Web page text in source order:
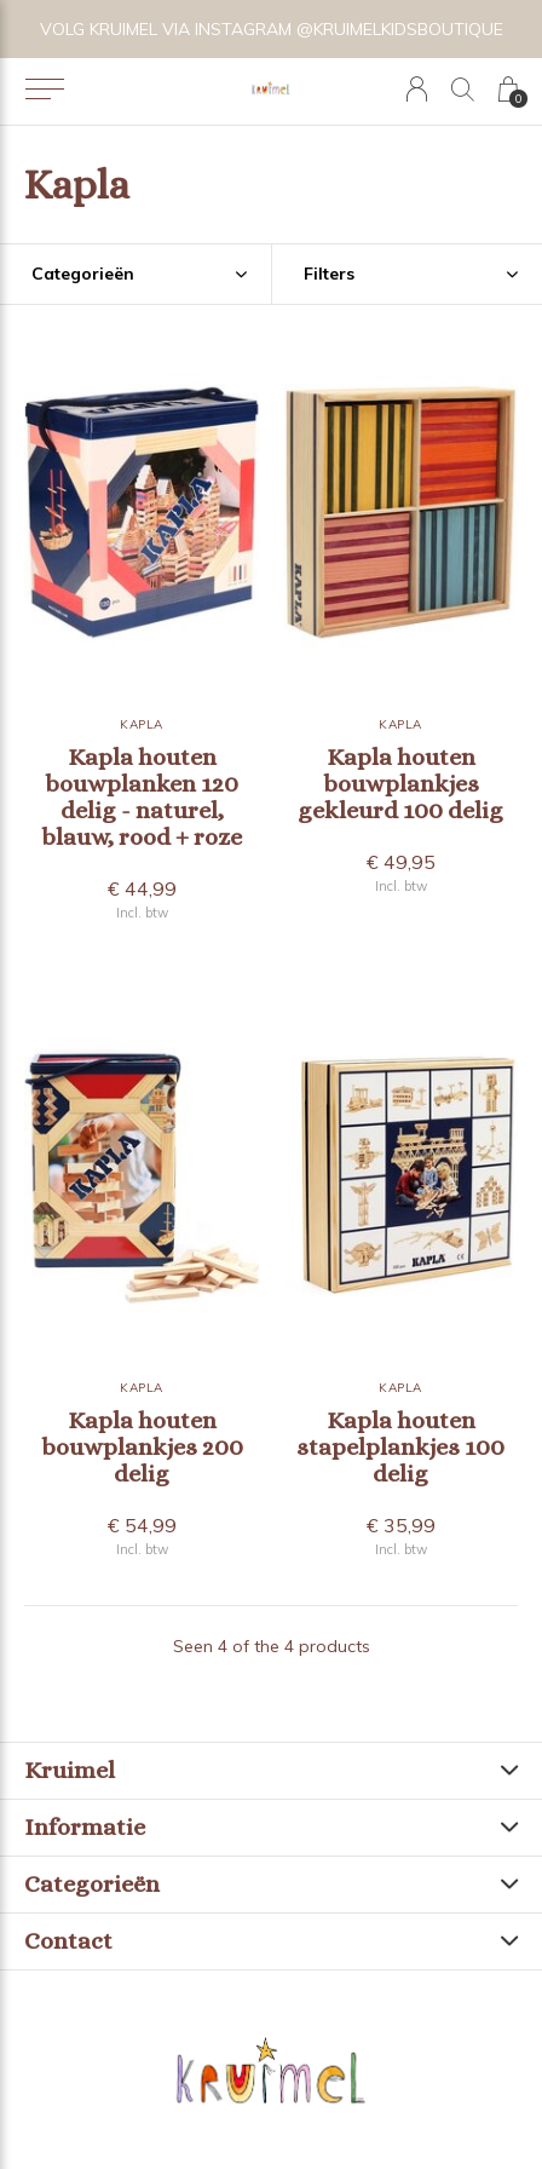
0
VOLG KRUIMEL VIA INSTAGRAM @KRUIMELKIDSBOUTIQUE
Kapla
Categorieën Filters
KAPLA
Kapla houten
bouwplanken 120
delig - naturel,
blauw, rood + roze
€ 44,99
Incl. btw
KAPLA
Kapla houten
bouwplankjes
gekleurd 100 delig
€ 49,95
Incl. btw
KAPLA
Kapla houten
bouwplankjes 200
delig
€ 54,99
Incl. btw
KAPLA
Kapla houten
stapelplankjes 100
delig
€ 35,99
Incl. btw
Seen 4 of the 4 products
Kruimel
Informatie
Categorieën
Contact